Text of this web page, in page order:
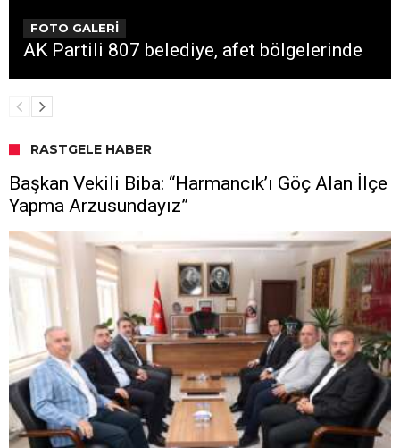
FOTO GALERİ
AK Partili 807 belediye, afet bölgelerinde
RASTGELE HABER
Başkan Vekili Biba: “Harmancık’ı Göç Alan İlçe
Yapma Arzusundayız”